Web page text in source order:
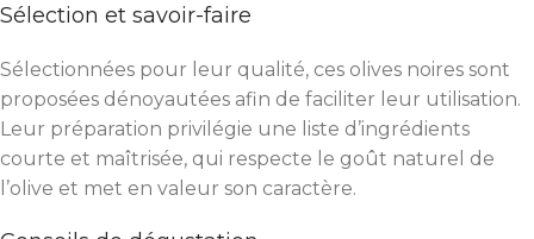
Sélection et savoir-faire
Sélectionnées pour leur qualité, ces olives noires sont
proposées dénoyautées afin de faciliter leur utilisation.
Leur préparation privilégie une liste d’ingrédients
courte et maîtrisée, qui respecte le goût naturel de
l’olive et met en valeur son caractère.